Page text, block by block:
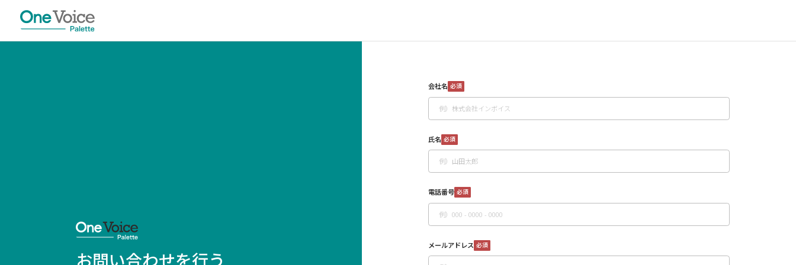
お問い合わせを行う